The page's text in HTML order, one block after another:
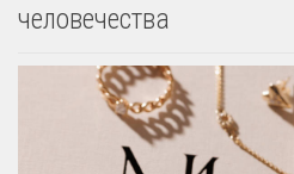
человечества